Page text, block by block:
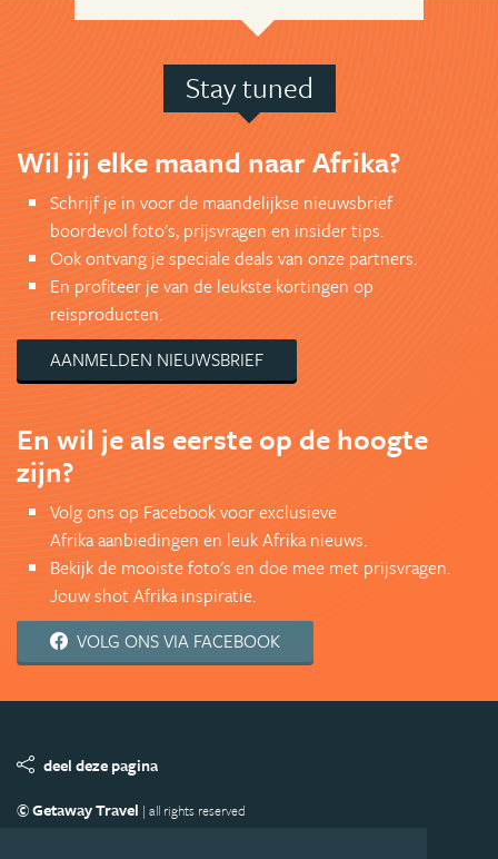
Stay tuned
Wil jij elke maand naar Afrika?
Schrijf je in voor de maandelijkse nieuwsbrief
boordevol foto's, prijsvragen en insider tips.
Ook ontvang je speciale deals van onze partners.
En profiteer je van de leukste kortingen op
reisproducten.
AANMELDEN NIEUWSBRIEF
En wil je als eerste op de hoogte
zijn?
Volg ons op Facebook voor exclusieve
Afrika aanbiedingen en leuk Afrika nieuws.
Bekijk de mooiste foto's en doe mee met prijsvragen.
Jouw shot Afrika inspiratie.
VOLG ONS VIA FACEBOOK
deel deze pagina
© Getaway Travel | all rights reserved